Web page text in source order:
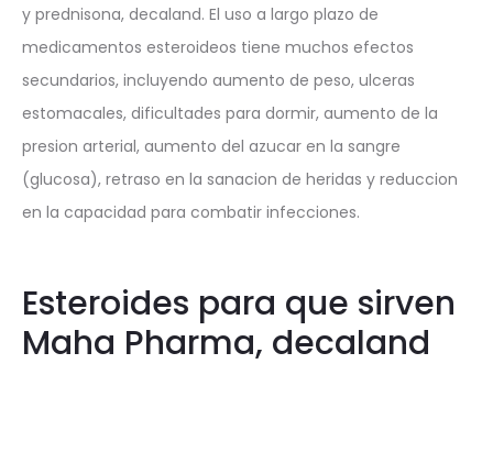
y prednisona, decaland. El uso a largo plazo de
medicamentos esteroideos tiene muchos efectos
secundarios, incluyendo aumento de peso, ulceras
estomacales, dificultades para dormir, aumento de la
presion arterial, aumento del azucar en la sangre
(glucosa), retraso en la sanacion de heridas y reduccion
en la capacidad para combatir infecciones.
Esteroides para que sirven
Maha Pharma, decaland